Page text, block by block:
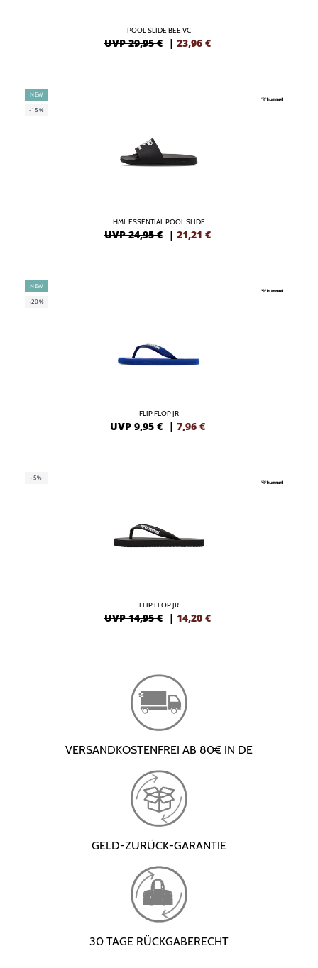
POOL SLIDE BEE VC
UVP 29,95 € | 23,96 €
NEW
-15%
HML ESSENTIAL POOL SLIDE
UVP 24,95 € | 21,21 €
NEW
-20%
FLIP FLOP JR
UVP 9,95 € | 7,96 €
-5%
FLIP FLOP JR
UVP 14,95 € | 14,20 €
VERSANDKOSTENFREI AB 80€ IN DE
GELD-ZURÜCK-GARANTIE
30 TAGE RÜCKGABERECHT